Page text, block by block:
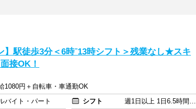
】駅徒歩3分＜6時⁻13時シフト＞残業なし★スキ
接OK！
1080円＋自転車・車通勤OK
バイト・パート シフト
週1日以上 1日6.5時間以上